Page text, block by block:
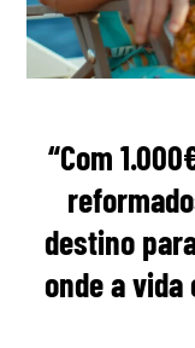
“Com
destino
onde a vida